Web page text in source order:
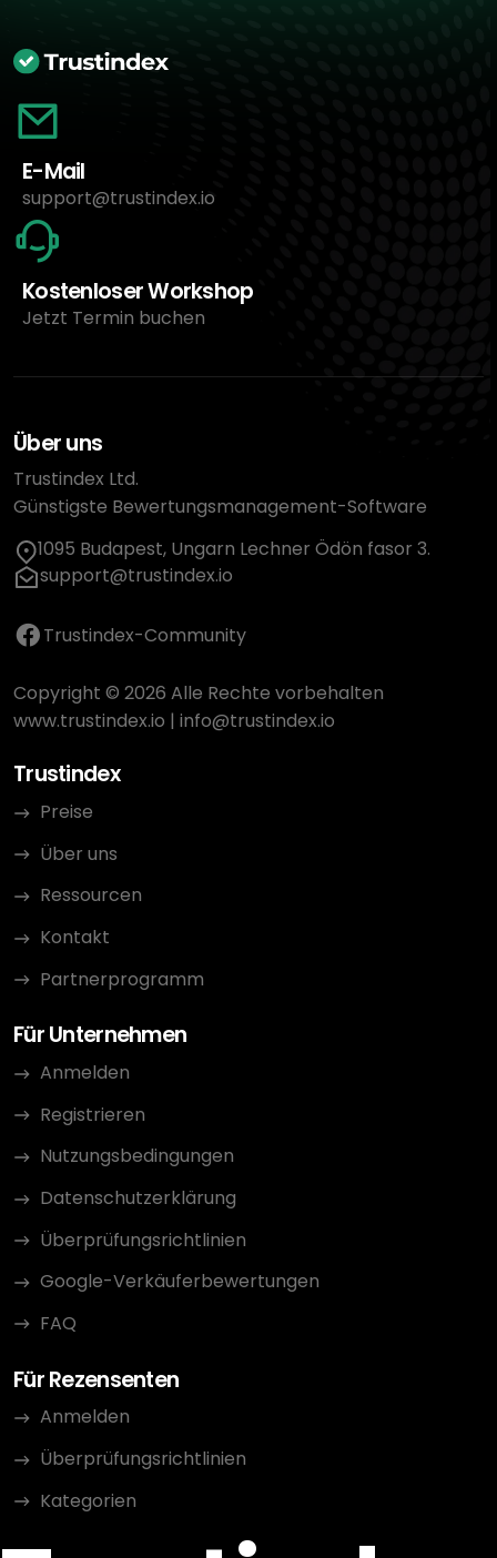
E-Mail
support@trustindex.io
Kostenloser Workshop
Jetzt Termin buchen
Über uns
Trustindex Ltd.
Günstigste Bewertungsmanagement-Software
1095 Budapest, Ungarn Lechner Ödön fasor 3.
support@trustindex.io
Trustindex-Community
Copyright © 2026 Alle Rechte vorbehalten
www.trustindex.io | info@trustindex.io
Trustindex
Preise
Über uns
Ressourcen
Kontakt
Partnerprogramm
Für Unternehmen
Anmelden
Registrieren
Nutzungsbedingungen
Datenschutzerklärung
Überprüfungsrichtlinien
Google-Verkäuferbewertungen
FAQ
Für Rezensenten
Anmelden
Überprüfungsrichtlinien
Kategorien